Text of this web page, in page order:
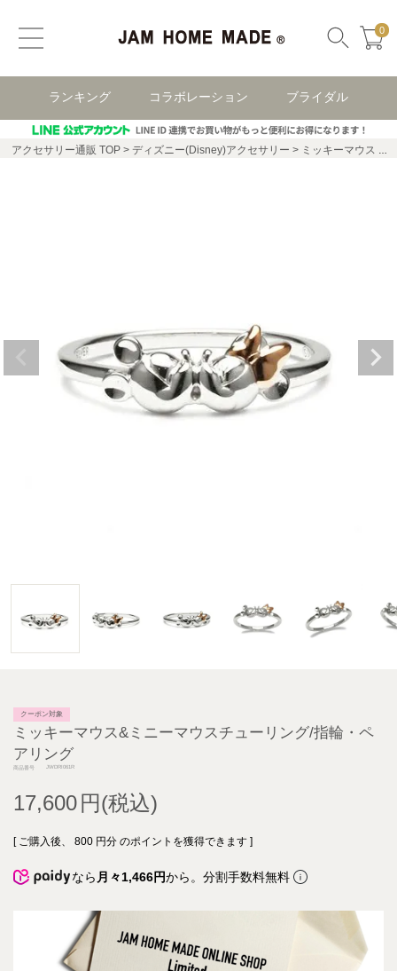
0
ランキング コラボレーション ブライダル
アクセサリー通販 TOP ディズニー(Disney)アクセサリー ミッキーマウス ディズニー
クーポン対象
ミッキーマウス&ミニーマウスチューリング/指輪・ペ
アリング
商品番号 JWDRI061R
17,600
[ ご購入後、 800 円分 のポイントを獲得できます ]
なら 月々1,466円から。分割手数料無料